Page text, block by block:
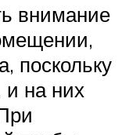
внимание
поскольку
и на них